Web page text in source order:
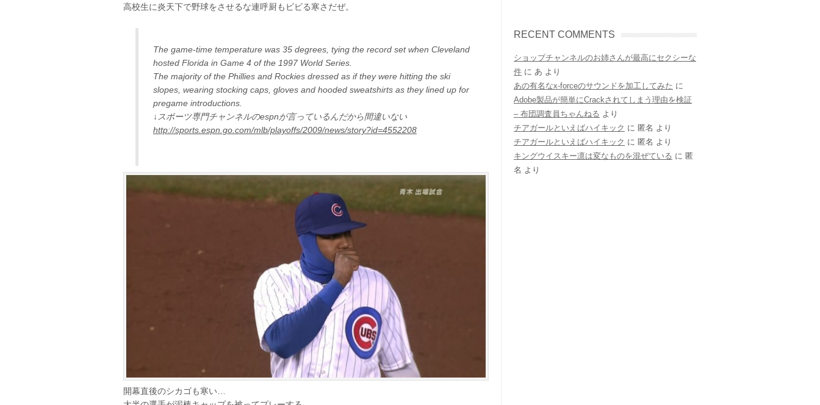
高校生に炎天下で野球をさせるな連呼厨もビビる寒さだぜ。
The game-time temperature was 35 degrees, tying the record set when Cleveland
hosted Florida in Game 4 of the 1997 World Series.
The majority of the Phillies and Rockies dressed as if they were hitting the ski
slopes, wearing stocking caps, gloves and hooded sweatshirts as they lined up for
pregame introductions.
↓スポーツ専門チャンネルのespnが言っているんだから間違いない
http://sports.espn.go.com/mlb/playoffs/2009/news/story?id=4552208
開幕直後のシカゴも寒い…
RECENT COMMENTS
ショップチャンネルのお姉さんが最高にセクシーな
件 に あ より
あの有名なx-forceのサウンドを加工してみた に
Adobe製品が簡単にCrackされてしまう理由を検証
– 布団調査員ちゃんねる より
チアガールといえばハイキック に 匿名 より
チアガールといえばハイキック に 匿名 より
キングウイスキー凛は変なものを混ぜている に 匿
名 より